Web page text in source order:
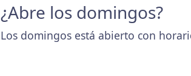
¿Abre los domingos?
Los domingos está abierto con